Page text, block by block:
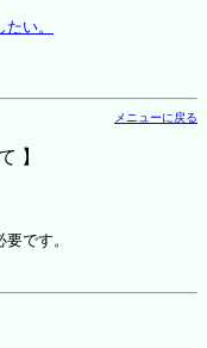
い。
メニューに戻る
】
です。